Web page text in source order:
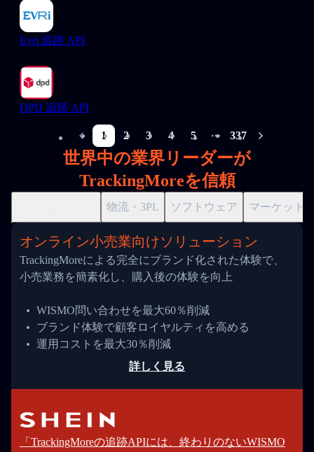
Evri 追跡 API
DPD 追跡 API
1 2 3 4 5
More pages
337
世界中の業界リーダーが
TrackingMoreを信頼
物流・3PL ソフトウェア マーケット
オンライン小売業向けソリューション
TrackingMoreによる完全にブランド化された体験で、
小売業務を簡素化し、購入後の体験を向上
WISMO問い合わせを最大60％削減
ブランド体験で顧客ロイヤルティを高める
運用コストを最大30％削減
詳しく見る
「TrackingMoreの追跡APIには、終わりのないWISMO